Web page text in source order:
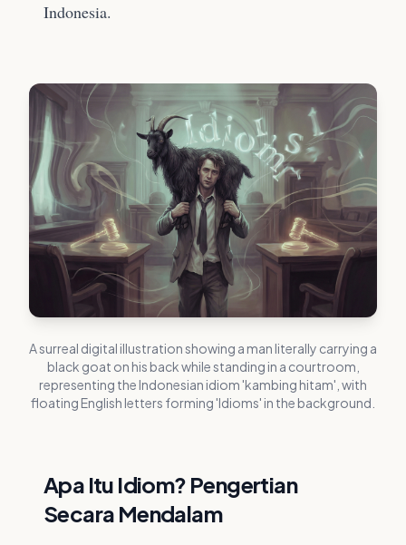
Indonesia.
A surreal digital illustration showing a man literally carrying a
black goat on his back while standing in a courtroom,
representing the Indonesian idiom 'kambing hitam', with
floating English letters forming 'Idioms' in the background.
Apa Itu Idiom? Pengertian
Secara Mendalam